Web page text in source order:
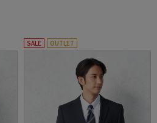
SALE OUTLET